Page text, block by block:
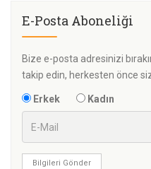
E-Posta Aboneliği
Bize e-posta adresinizi
takip edin, herkesten önce
Erkek Kadın
Bilgileri Gönder